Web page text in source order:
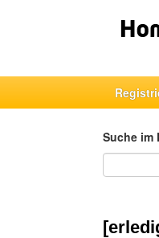
Suche im
Suche im